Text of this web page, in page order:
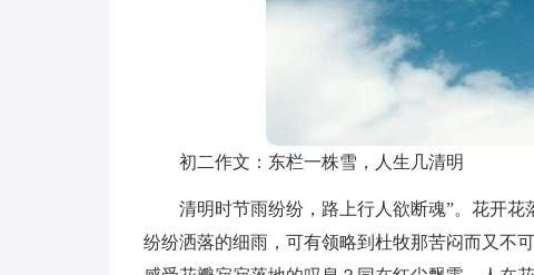
初二作文：东栏一株雪，人生几清明
清明时节雨纷纷，路上行人欲断魂”。花开
纷纷洒落的细雨，可有领略到杜牧那苦闷而又不